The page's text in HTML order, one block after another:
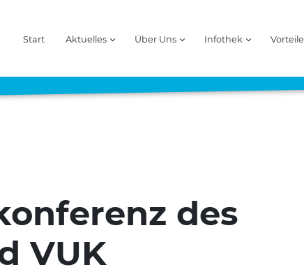
Start Aktuelles Über Uns Infothek Vorteile
des
VUK